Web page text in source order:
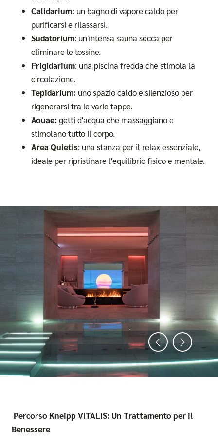
Calidarium: un bagno di vapore caldo per
purificarsi e rilassarsi.
Sudatorium: un'intensa sauna secca per
eliminare le tossine.
Frigidarium: una piscina fredda che stimola la
circolazione.
Tepidarium: uno spazio caldo e silenzioso per
rigenerarsi tra le varie tappe.
Aouae: getti d'acqua che massaggiano e
stimolano tutto il corpo.
Area Quietis: una stanza per il relax essenziale,
ideale per ripristinare l'equilibrio fisico e mentale.
Percorso Kneipp VITALIS: Un Trattamento per il
Benessere